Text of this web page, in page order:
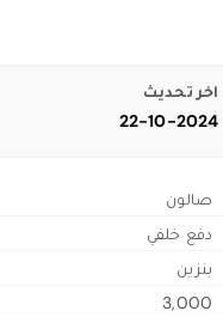
اخر تحديث
22-10-2024
صالون
دفع خلفي
بنزين
3,000